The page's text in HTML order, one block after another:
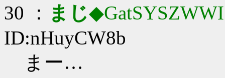
30 ： まじ◆GatSYSZWWI
ID:nHuyCW8b
まー…